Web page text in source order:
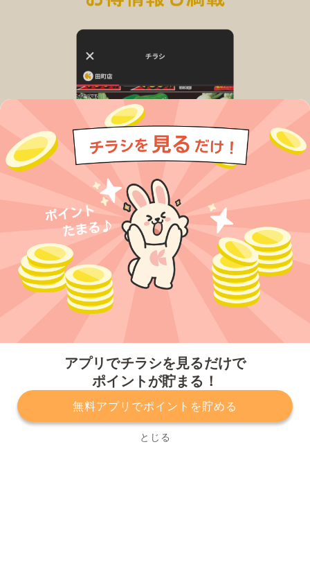
アプリでチラシを見るだけで
ポイントが貯まる！
無料アプリでポイントを貯める
とじる
プライバシーポリシー 利用規約
運営会社
サービスに関してのお問い合わせ